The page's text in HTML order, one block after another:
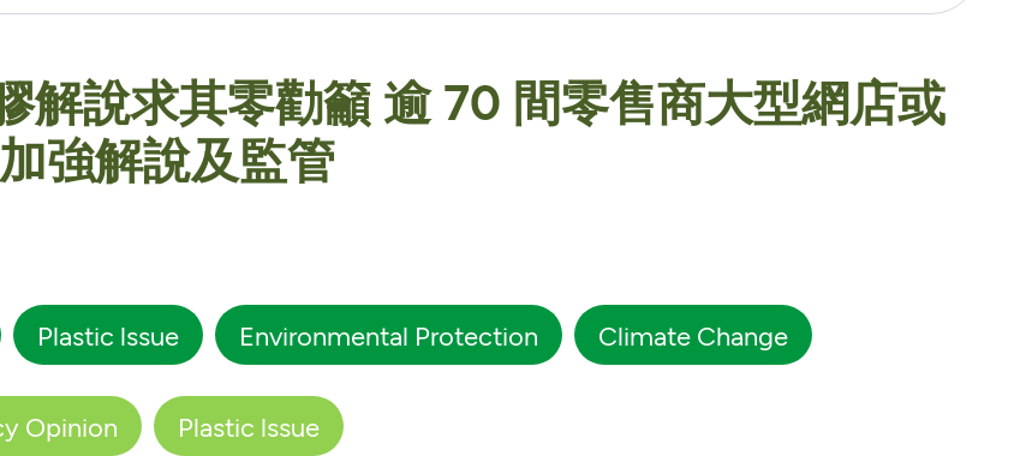
解說求其零勸籲 逾 70 間零售商大型網店或
強解說及監管
Plastic lssue Environmental Protection Climate Change
Opinion Plastic lssue